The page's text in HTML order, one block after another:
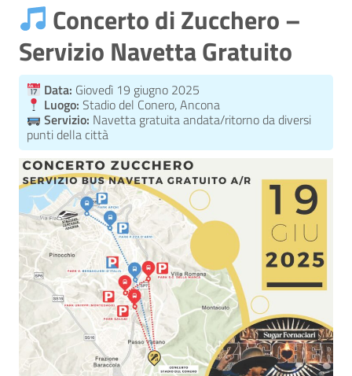
Concerto di Zucchero –
Servizio Navetta Gratuito
Data: Giovedì 19 giugno 2025
Luogo: Stadio del Conero, Ancona
Servizio: Navetta gratuita andata/ritorno da diversi
punti della città